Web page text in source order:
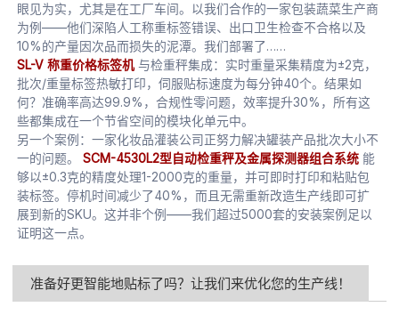
眼见为实，尤其是在工厂车间。以我们合作的一家包装蔬菜生产商
为例——他们深陷人工称重标签错误、出口卫生检查不合格以及
10%的产量因次品而损失的泥潭。我们部署了……
SL-V 称重价格标签机与检重秤集成：实时重量采集精度为±2克，
批次/重量标签热敏打印，伺服贴标速度为每分钟40个。结果如
何？准确率高达99.9%，合规性零问题，效率提升30%，所有这
些都集成在一个节省空间的模块化单元中。
另一个案例：一家化妆品灌装公司正努力解决罐装产品批次大小不
一的问题。SCM-4530L2型自动检重秤及金属探测器组合系统 能
够以±0.3克的精度处理1-2000克的重量，并可即时打印和粘贴包
装标签。停机时间减少了40%，而且无需重新改造生产线即可扩
展到新的SKU。这并非个例——我们超过5000套的安装案例足以
证明这一点。
准备好更智能地贴标了吗？让我们来优化您的生产线！